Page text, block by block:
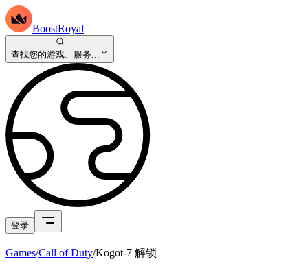
BoostRoyal
查找您的游戏、服务...
登录
Games/Call of Duty/Kogot-7 解锁